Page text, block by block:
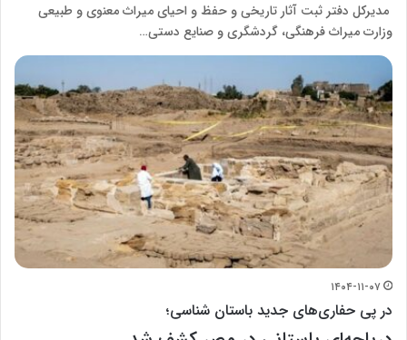
مدیرکل دفتر ثبت آثار تاریخی و حفظ و احیای میراث معنوی و طبیعی
وزارت میراث فرهنگی، گردشگری و صنایع دستی…
۱۴۰۴-۱۱-۰۷
در پی حفاری‌های جدید باستان شناسی؛